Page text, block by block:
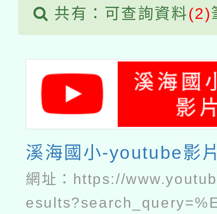
共有：可查詢資料(2)
溪海國小-youtube影
網址：
https://